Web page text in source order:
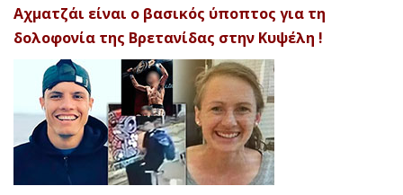
Αχματζάι είναι ο βασικός ύποπτος για τη
δολοφονία της Βρετανίδας στην Κυψέλη !